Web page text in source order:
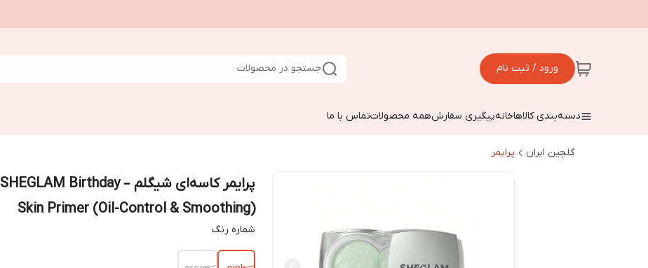
ورود / ثبت نام جستجو در محصولات
دسته‌بندی کالاهاخانهپیگیری سفارشهمه محصولاتتماس با ما
گلچین ایران پرایمر
پرایمر کاسه‌ای شیگلم – SHEGLAM Birthday
Skin Primer (Oil-Control & Smoothing)
شماره رنگ